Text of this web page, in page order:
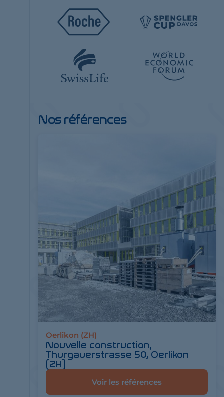
Nos références
Oerlikon (ZH)
Nouvelle construction,
Thurgauerstrasse 50, Oerlikon
(ZH)
Voir les références